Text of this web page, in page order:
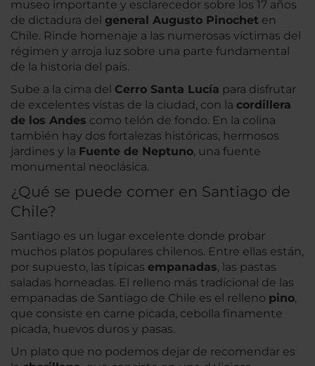
museo importante y esclarecedor sobre los 17 años
de dictadura del general Augusto Pinochet en
Chile. Rinde homenaje a las numerosas víctimas del
régimen y arroja luz sobre una parte fundamental
de la historia del país.
Sube a la cima del Cerro Santa Lucía para disfrutar
de excelentes vistas de la ciudad, con la cordillera
de los Andes como telón de fondo. En la colina
también hay dos fortalezas históricas, hermosos
jardines y la Fuente de Neptuno, una fuente
monumental neoclásica.
¿Qué se puede comer en Santiago de
Chile?
Santiago es un lugar excelente donde probar
muchos platos populares chilenos. Entre ellas están,
por supuesto, las típicas empanadas, las pastas
saladas horneadas. El relleno más tradicional de las
empanadas de Santiago de Chile es el relleno pino,
que consiste en carne picada, cebolla finamente
picada, huevos duros y pasas.
Un plato que no podemos dejar de recomendar es